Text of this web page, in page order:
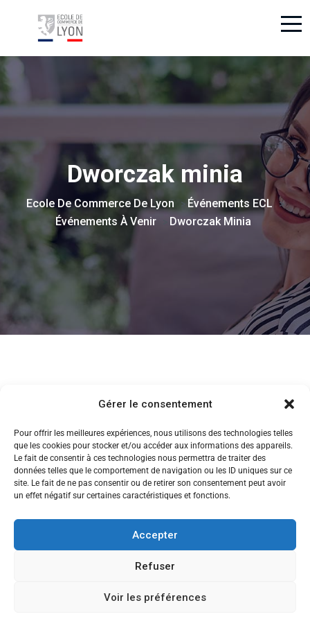
Gérer le consentement
Pour offrir les meilleures expériences, nous utilisons des technologies telles
que les cookies pour stocker et/ou accéder aux informations des appareils.
Le fait de consentir à ces technologies nous permettra de traiter des
données telles que le comportement de navigation ou les ID uniques sur ce
site. Le fait de ne pas consentir ou de retirer son consentement peut avoir
un effet négatif sur certaines caractéristiques et fonctions.
Accepter
Refuser
Voir les préférences
Dworczak minia
Ecole De Commerce De Lyon > Événements ECL >
Événements À Venir Dworczak Minia
CANDIDATEZ MAINTENANT